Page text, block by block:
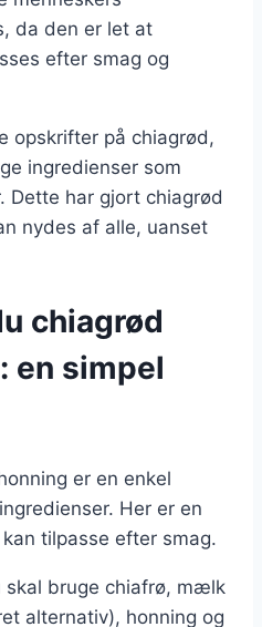
da den er let at
efter smag og
opskrifter på chiagrød,
ingredienser som
har gjort chiagrød
nydes af alle, uanset
chiagrød
en simpel
er en enkel
Her er en
tilpasse efter smag.
skal bruge chiafrø, mælk
alternativ), honning og